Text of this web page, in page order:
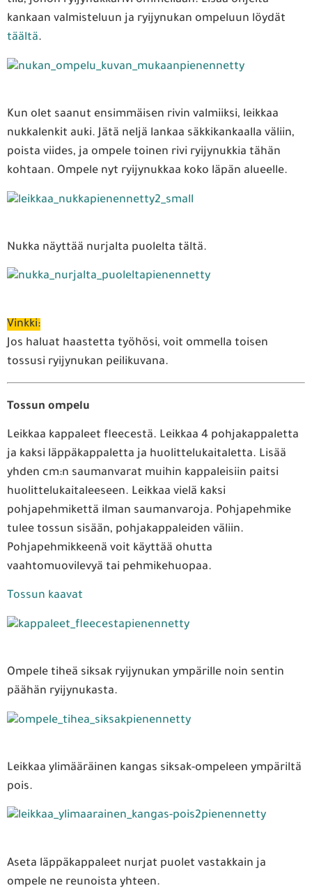
kankaan valmisteluun ja ryijynukan ompeluun löydät
täältä.
Kun olet saanut ensimmäisen rivin valmiiksi, leikkaa
nukkalenkit auki. Jätä neljä lankaa säkkikankaalla väliin,
poista viides, ja ompele toinen rivi ryijynukkia tähän
kohtaan. Ompele nyt ryijynukkaa koko läpän alueelle.
Nukka näyttää nurjalta puolelta tältä.
Vinkki:
Jos haluat haastetta työhösi, voit ommella toisen
tossusi ryijynukan peilikuvana.
Tossun ompelu
Leikkaa kappaleet fleecestä. Leikkaa 4 pohjakappaletta
ja kaksi läppäkappaletta ja huolittelukaitaletta. Lisää
yhden cm:n saumanvarat muihin kappaleisiin paitsi
huolittelukaitaleeseen. Leikkaa vielä kaksi
pohjapehmikettä ilman saumanvaroja. Pohjapehmike
tulee tossun sisään, pohjakappaleiden väliin.
Pohjapehmikkeenä voit käyttää ohutta
vaahtomuovilevyä tai pehmikehuopaa.
Tossun kaavat
Ompele tiheä siksak ryijynukan ympärille noin sentin
päähän ryijynukasta.
Leikkaa ylimääräinen kangas siksak-ompeleen ympäriltä
pois.
Aseta läppäkappaleet nurjat puolet vastakkain ja
ompele ne reunoista yhteen.